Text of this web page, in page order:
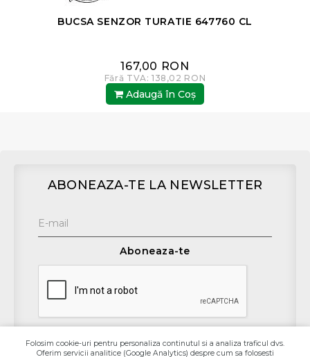
BUCSA SENZOR TURATIE 647760 CL
167,00 RON
Fără TVA: 138,02 RON
Adaugă în Coş
ABONEAZA-TE LA NEWSLETTER
Aboneaza-te
Folosim cookie-uri pentru personaliza continutul si a analiza traficul dvs.
Oferim servicii analitice (Google Analytics) despre cum sa folosesti